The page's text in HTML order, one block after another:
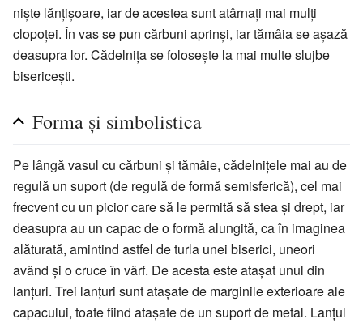
niște lănțișoare, iar de acestea sunt atârnați mai mulți
clopoței. În vas se pun cărbuni aprinși, iar tămâia se așază
deasupra lor. Cădelnița se folosește la mai multe slujbe
bisericești.
Forma și simbolistica
Pe lângă vasul cu cărbuni și tămâie, cădelnițele mai au de
regulă un suport (de regulă de formă semisferică), cel mai
frecvent cu un picior care să le permită să stea și drept, iar
deasupra au un capac de o formă alungită, ca în imaginea
alăturată, amintind astfel de turla unei biserici, uneori
având și o cruce în vârf. De acesta este atașat unul din
lanțuri. Trei lanțuri sunt atașate de marginile exterioare ale
capacului, toate fiind atașate de un suport de metal. Lanțul